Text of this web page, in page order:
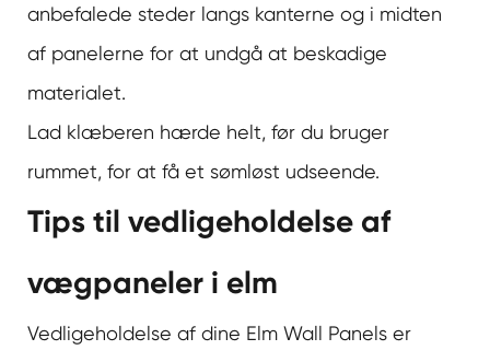
anbefalede steder langs kanterne og i midten
af panelerne for at undgå at beskadige
materialet.
Lad klæberen hærde helt, før du bruger
rummet, for at få et sømløst udseende.
Tips til vedligeholdelse af
vægpaneler i elm
Vedligeholdelse af dine Elm Wall Panels er